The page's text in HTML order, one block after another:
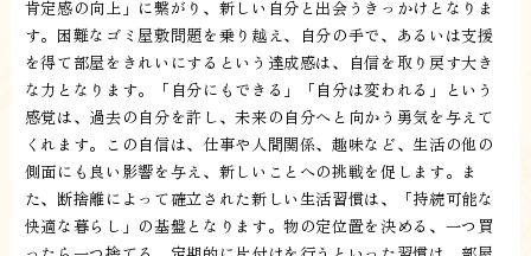
肯定感の向上」に繋がり、新しい自分と出会うきっかけとなりま
す。困難なゴミ屋敷問題を乗り越え、自分の手で、あるいは支援
を得て部屋をきれいにするという達成感は、自信を取り戻す大き
な力となります。「自分にもできる」「自分は変われる」という
感覚は、過去の自分を許し、未来の自分へと向かう勇気を与えて
くれます。この自信は、仕事や人間関係、趣味など、生活の他の
側面にも良い影響を与え、新しいことへの挑戦を促します。ま
た、断捨離によって確立された新しい生活習慣は、「持続可能な
快適な暮らし」の基盤となります。物の定位置を決める、一つ買